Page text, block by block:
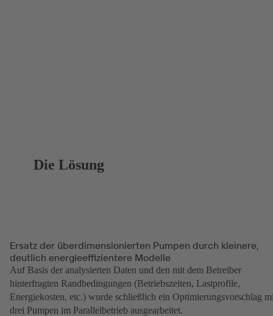
Die Lösung
Ersatz der überdimensionierten Pumpen durch kleinere,
deutlich energieeffizientere Modelle
Auf Basis der analysierten Daten und den mit dem Betreiber
hinterfragten Randbedingungen (Betriebszeiten, Lastprofile,
Energiekosten, etc.) wurde schließlich ein Optimierungsvorschlag
drei Pumpen im Parallelbetrieb ausgearbeitet.